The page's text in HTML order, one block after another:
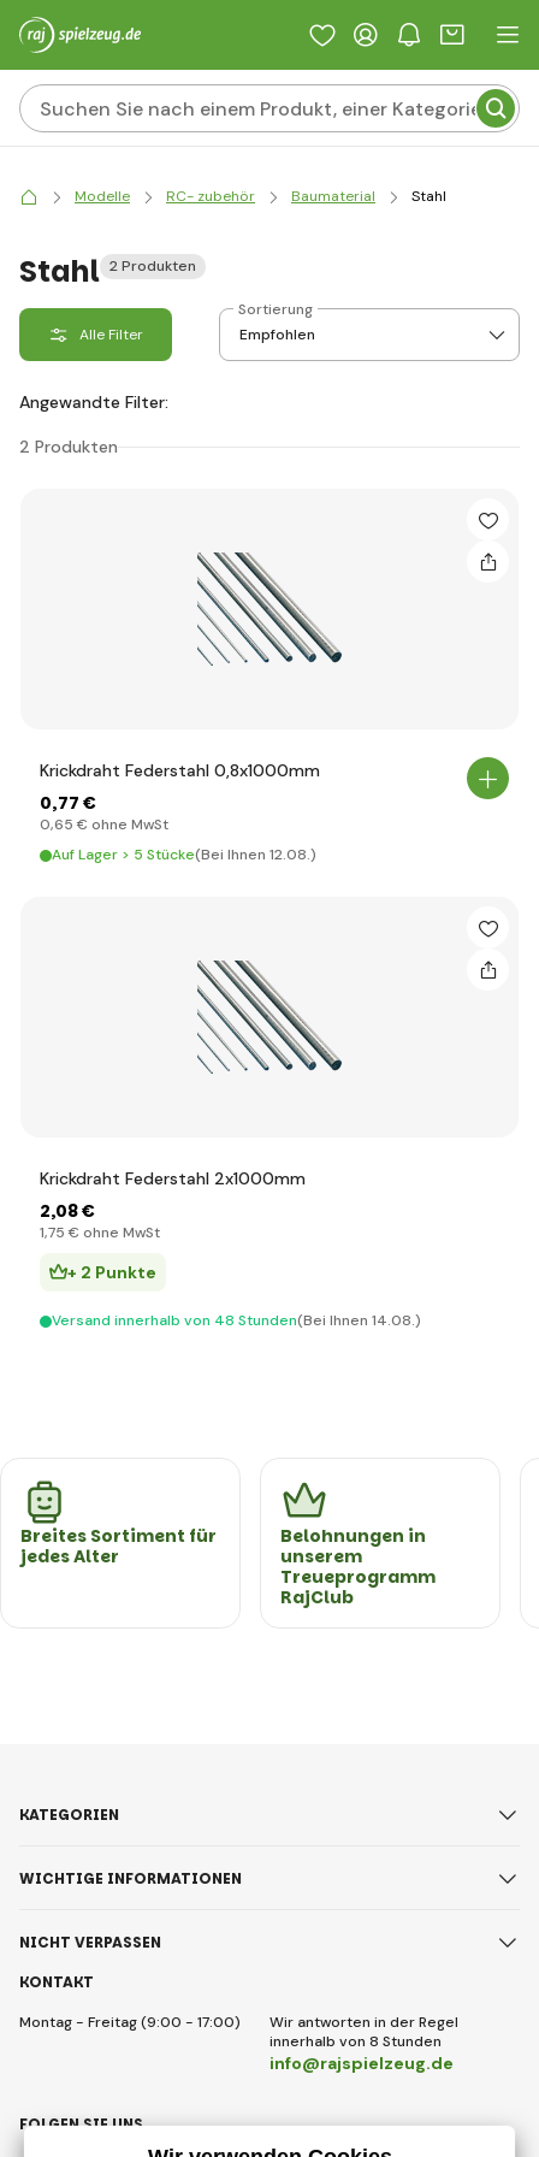
Modelle RC- zubehör Baumaterial Stahl
Stahl 2 Produkten
Alle Filter
Sortierung
Angewandte Filter:
2 Produkten
Krickdraht Federstahl 0,8x1000mm
0,77 €
0,65 € ohne MwSt
Auf Lager > 5 Stücke(Bei Ihnen 12.08.)
Krickdraht Federstahl 2x1000mm
2,08 €
1,75 € ohne MwSt
+ 2 Punkte
Versand innerhalb von 48 Stunden(Bei Ihnen 14.08.)
Breites Sortiment für
jedes Alter
Belohnungen in
unserem
Treueprogramm
RajClub
KONTAKT
Montag - Freitag (9:00 - 17:00)
Wir antworten in der Regel
innerhalb von 8 Stunden
info@rajspielzeug.de
KATEGORIEN
WICHTIGE INFORMATIONEN
NICHT VERPASSEN
FOLGEN SIE UNS